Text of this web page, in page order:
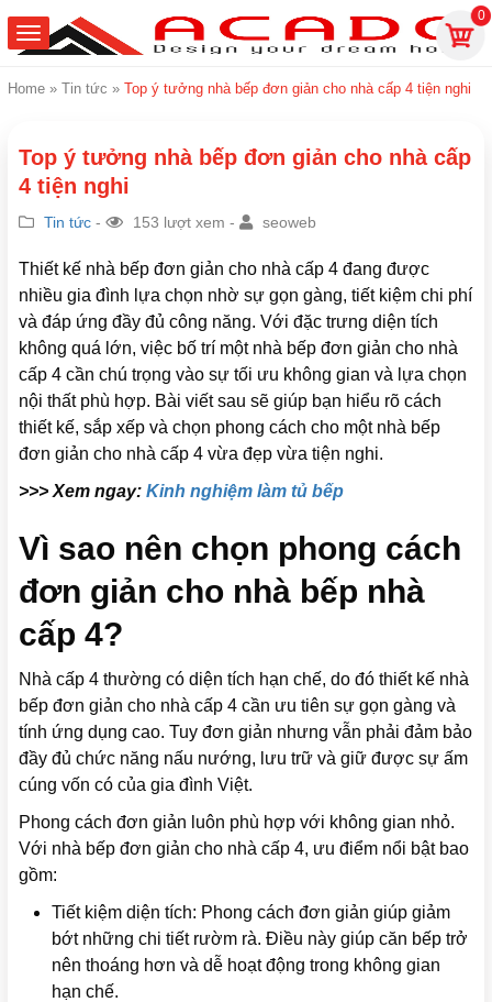
0
Home » Tin tức » Top ý tưởng nhà bếp đơn giản cho nhà cấp 4 tiện nghi
Top ý tưởng nhà bếp đơn giản cho nhà cấp
4 tiện nghi
Tin tức - 153 lượt xem - seoweb
Thiết kế nhà bếp đơn giản cho nhà cấp 4 đang được
nhiều gia đình lựa chọn nhờ sự gọn gàng, tiết kiệm chi phí
và đáp ứng đầy đủ công năng. Với đặc trưng diện tích
không quá lớn, việc bố trí một nhà bếp đơn giản cho nhà
cấp 4 cần chú trọng vào sự tối ưu không gian và lựa chọn
nội thất phù hợp. Bài viết sau sẽ giúp bạn hiểu rõ cách
thiết kế, sắp xếp và chọn phong cách cho một nhà bếp
đơn giản cho nhà cấp 4 vừa đẹp vừa tiện nghi.
>>> Xem ngay: Kinh nghiệm làm tủ bếp
Vì sao nên chọn phong cách
đơn giản cho nhà bếp nhà
cấp 4?
Nhà cấp 4 thường có diện tích hạn chế, do đó thiết kế nhà
bếp đơn giản cho nhà cấp 4 cần ưu tiên sự gọn gàng và
tính ứng dụng cao. Tuy đơn giản nhưng vẫn phải đảm bảo
đầy đủ chức năng nấu nướng, lưu trữ và giữ được sự ấm
cúng vốn có của gia đình Việt.
Phong cách đơn giản luôn phù hợp với không gian nhỏ.
Với nhà bếp đơn giản cho nhà cấp 4, ưu điểm nổi bật bao
gồm:
Tiết kiệm diện tích: Phong cách đơn giản giúp giảm
bớt những chi tiết rườm rà. Điều này giúp căn bếp trở
nên thoáng hơn và dễ hoạt động trong không gian
hạn chế.